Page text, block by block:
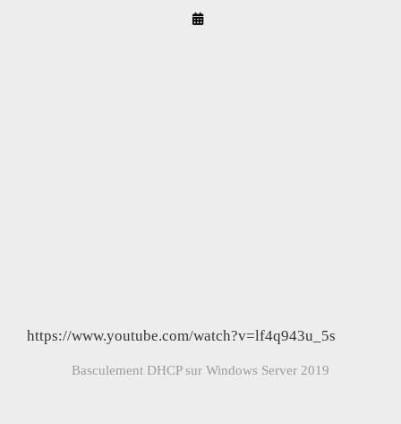
By
https://www.youtube.com/watch?v=lf4q943u_5s
Basculement DHCP sur Windows Server 2019